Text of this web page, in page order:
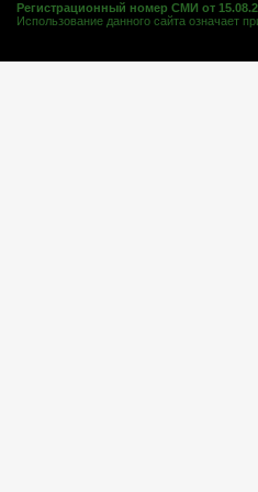
Регистрационный номер СМИ от
Использование данного сайта означает